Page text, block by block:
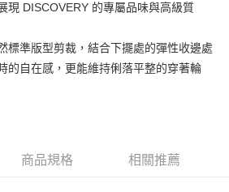
名單/不支援離島取退>
以上)免運費
/不支援離島取退>
以上)免運費
/不支援離島取退>
現 DISCOVERY 的專屬品味與高級質
標準版型剪裁，結合下擺處的彈性收邊處
的自在感，更能維持俐落平整的穿著輪
商品規格 相關推薦